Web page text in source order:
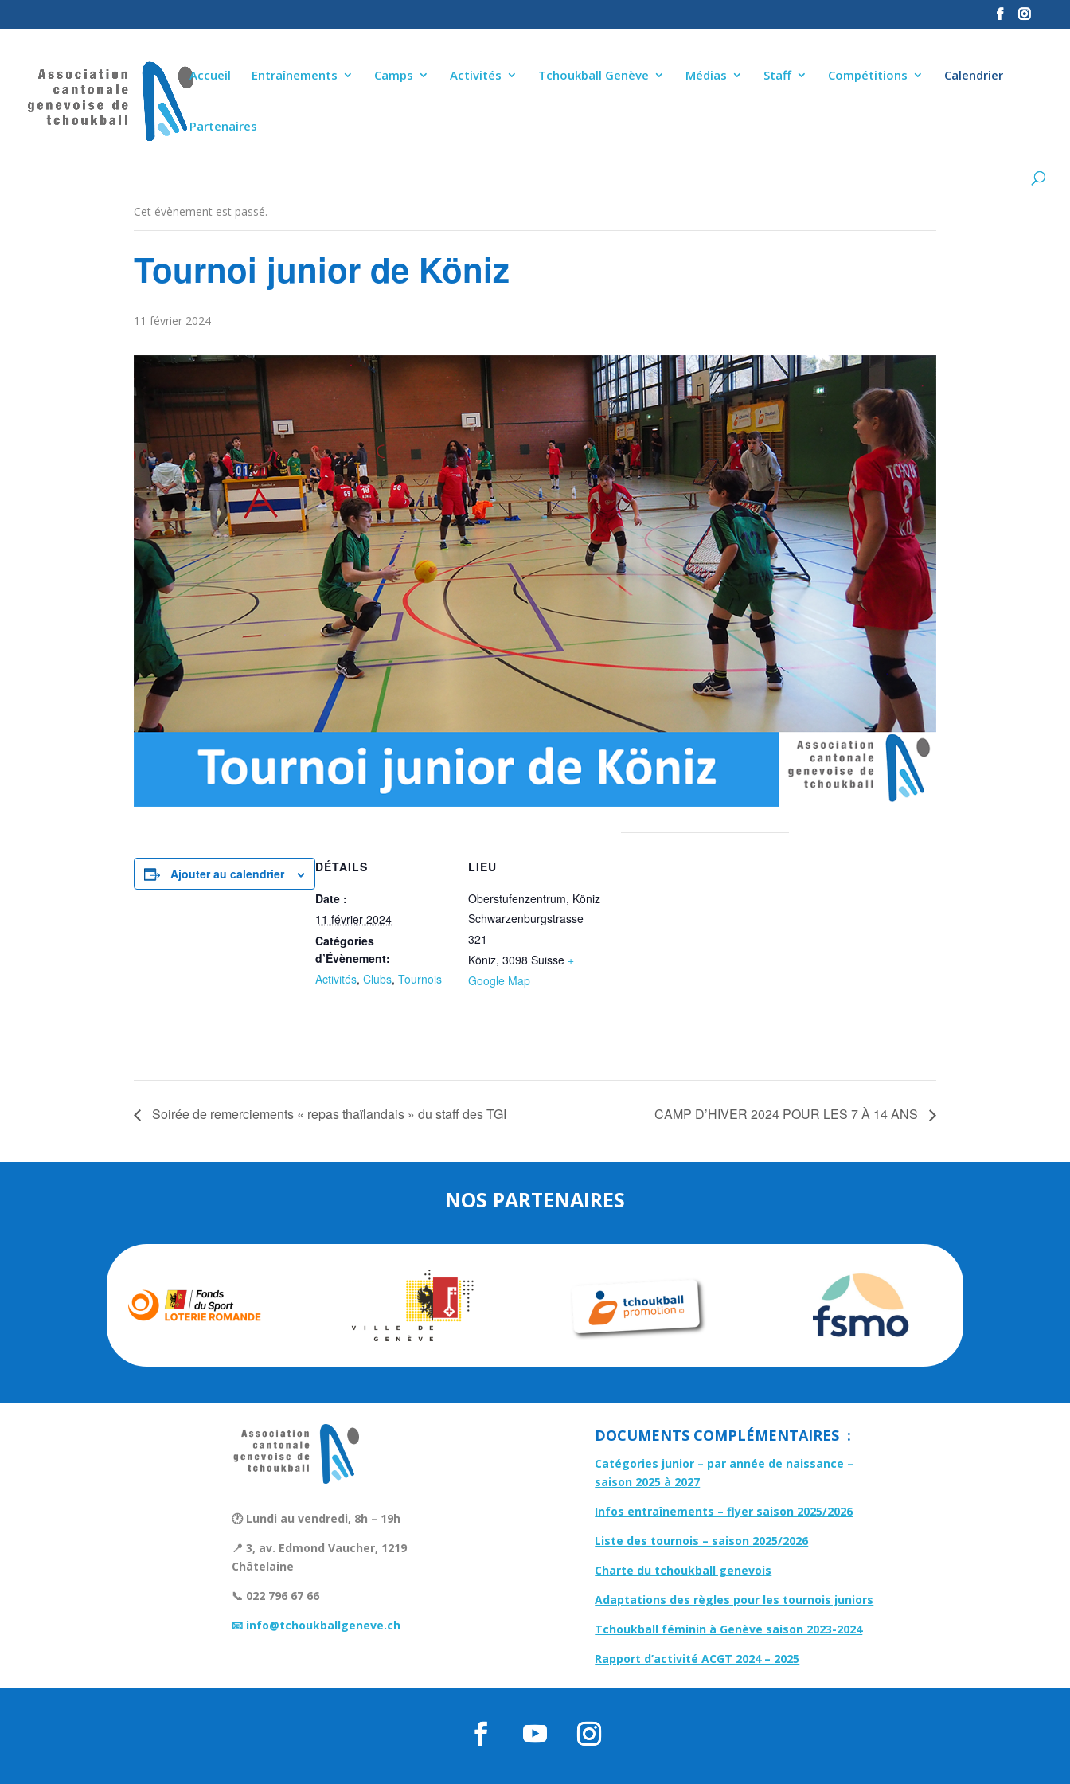
Accueil Entraînements Camps Activités Tchoukball Genève Médias Staff Compétitions Calendrier
Partenaires
Cet évènement est passé.
Tournoi junior de Köniz
11 février 2024
Ajouter au calendrier
DÉTAILS
Date :
11 février 2024
Catégories
d’Évènement:
Activités, Clubs, Tournois
LIEU
Oberstufenzentrum, Köniz
Schwarzenburgstrasse
321
Köniz, 3098 Suisse +
Google Map
Soirée de remerciements « repas thaïlandais » du staff des TGI CAMP D’HIVER 2024 POUR LES 7 À 14 ANS
NOS PARTENAIRES
🕐 Lundi au vendredi, 8h – 19h
📍 3, av. Edmond Vaucher, 1219
Châtelaine
📞 022 796 67 66
📧 info@tchoukballgeneve.ch
DOCUMENTS COMPLÉMENTAIRES :
Catégories junior – par année de naissance –
saison 2025 à 2027
Infos entraînements – flyer saison 2025/2026
Liste des tournois – saison 2025/2026
Charte du tchoukball genevois
Adaptations des règles pour les tournois juniors
Tchoukball féminin à Genève saison 2023-2024
Rapport d’activité ACGT 2024 – 2025